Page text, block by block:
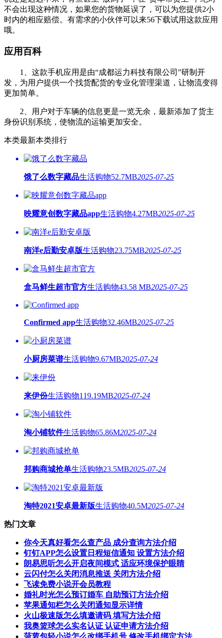
不会出现这种情况，如果您的货物延误了，可以为您提供2小
时内的相应赔偿。有需求的小伙伴可以来56下载试用这款应用
哦。
应用百科
1、这款手机应用是由“成都运力科技有限公司”研制开
发，为用户提供一个找货配货的专业化管理渠道，让物流变得
更加简单。
2、用户对于车辆的信息更是一览无余，最新添加了货主
身份识别系统，使物流的运输更加安全。
本类最新本类排行
饿了么数字藏品生活购物52.7MB2025-07-25
映耀意创数字藏品app生活购物4.27MB2025-07-25
南洋e后勤安卓版生活购物23.75MB2025-07-25
盒马鲜生超市官方生活购物43.58 MB2025-07-25
Confirmed app生活购物32.46MB2025-07-25
小厨房菜谱生活购物9.67MB2025-07-24
来伊份生活购物119.19MB2025-07-24
淘小铺软件生活购物65.86M2025-07-24
邦购商城抢单生活购物23.5MB2025-07-24
淘特2021安卓最新版生活购物40.5M2025-07-24
热门文章
你今天真好看怎么查产品 成分查询方法介绍
钉钉APP怎么设置日程短信通知 设置方法介绍
朗易思听怎么开启夜间模式 适应环境保护眼睛
云闪付怎么关闭消息推送 关闭方法介绍
飞读免费小说开会员教程
婚礼时光怎么预订婚车 自助预订方法介绍
苹果通知栏怎么关闭通知显示详情
火山极速版怎么填邀请码 填写方法介绍
我奥篮球怎么实名认证 认证申请方法介绍
菠萝包轻小说怎么改绑手机号 修改手机绑定方法